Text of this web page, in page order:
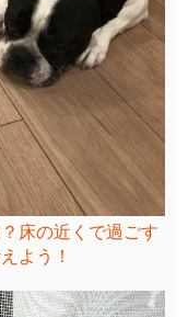
床の近くで過ごす
よう！